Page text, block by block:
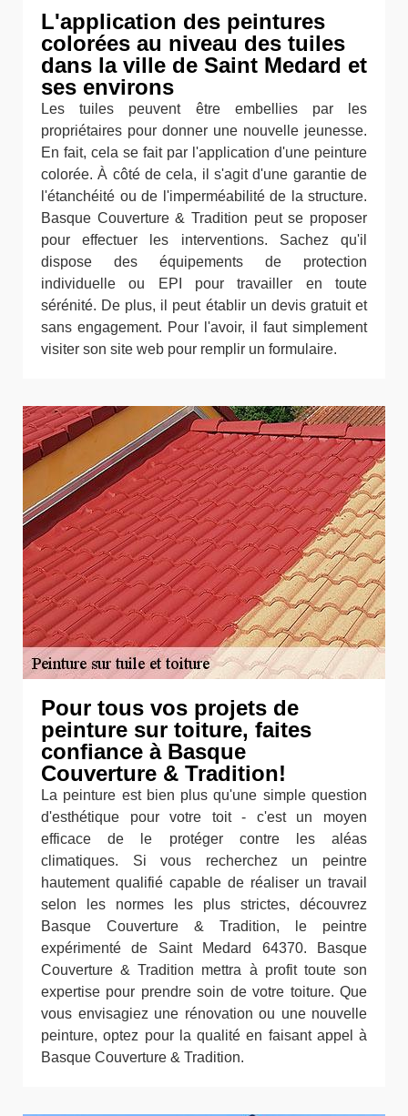
L'application des peintures
colorées au niveau des tuiles
dans la ville de Saint Medard et
ses environs
Les tuiles peuvent être embellies par les
propriétaires pour donner une nouvelle jeunesse.
En fait, cela se fait par l'application d'une peinture
colorée. À côté de cela, il s'agit d'une garantie de
l'étanchéité ou de l'imperméabilité de la structure.
Basque Couverture & Tradition peut se proposer
pour effectuer les interventions. Sachez qu'il
dispose des équipements de protection
individuelle ou EPI pour travailler en toute
sérénité. De plus, il peut établir un devis gratuit et
sans engagement. Pour l'avoir, il faut simplement
visiter son site web pour remplir un formulaire.
Pour tous vos projets de
peinture sur toiture, faites
confiance à Basque
Couverture & Tradition!
La peinture est bien plus qu'une simple question
d'esthétique pour votre toit - c'est un moyen
efficace de le protéger contre les aléas
climatiques. Si vous recherchez un peintre
hautement qualifié capable de réaliser un travail
selon les normes les plus strictes, découvrez
Basque Couverture & Tradition, le peintre
expérimenté de Saint Medard 64370. Basque
Couverture & Tradition mettra à profit toute son
expertise pour prendre soin de votre toiture. Que
vous envisagiez une rénovation ou une nouvelle
peinture, optez pour la qualité en faisant appel à
Basque Couverture & Tradition.